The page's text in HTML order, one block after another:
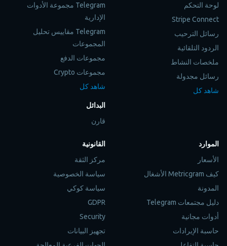
لوحة التحكم
Stripe Connect
رسائل الترحيب
الردود التلقائية
ملخصات النشاط
رسائل مجدولة
شاهد كل
Telegram مجموعة الأدوات
الإدارية
Telegram مقاييس تحليل
المجموعات
مجموعات الدفع
مجموعات Crypto
شاهد كل
البدائل
قارن
الموارد
الأسعار
كيف Metricgram الأشغال
المدونة
دليل مجتمعات Telegram
أدوات مجانية
حاسبة الإيرادات
القانونية
مركز الثقة
سياسة الخصوصية
سياسة كوكي
GDPR
Security
تجهيز البيانات